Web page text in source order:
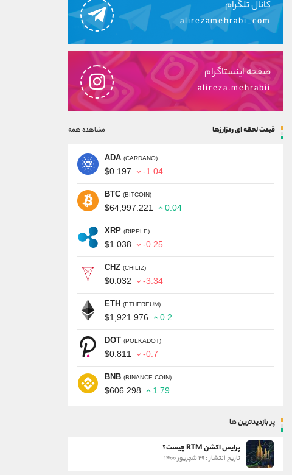
کانال تلگرام
alirezamehrabi_com
صفحه اینستاگرام
alireza.mehrabii
قیمت لحظه ای رمزارزها مشاهده همه
ADA (CARDANO)
$0.197 -1.04
BTC (BITCOIN)
$64,997.221 0.04
XRP (RIPPLE)
$1.038 -0.25
CHZ (CHILIZ)
$0.032 -3.34
ETH (ETHEREUM)
$1,921.976 0.2
DOT (POLKADOT)
$0.811 -0.7
BNB (BINANCE COIN)
$606.298 1.79
پر بازدیدترین ها
پرایس اکشن RTM چیست؟
تاریخ انتشار : ۲۹ شهریور ۱۴۰۰